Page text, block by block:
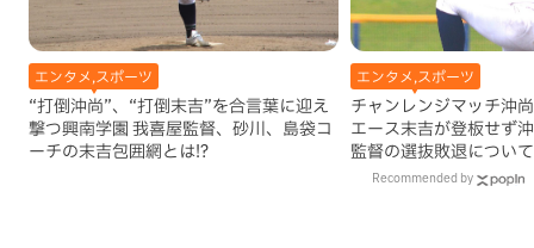
エンタメ,スポーツ
“打倒沖尚”、“打倒末吉”を合言葉に迎え
撃つ興南学園 我喜屋監督、砂川、島袋コ
ーチの末吉包囲網とは!?
エンタメ,スポーツ
チャンレンジマッチ沖
エース末吉が登板せず
監督の選抜敗退につい
た鼓舞とは
Recommended by